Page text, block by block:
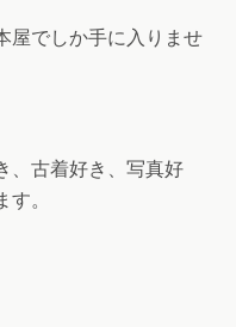
屋でしか手に入りませ
、古着好き、写真好
。